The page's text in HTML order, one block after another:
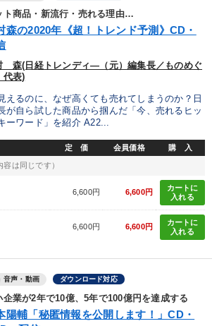
ト商品・新流行・売れる理由…
森の2020年《超！トレンド予測》CD・
森(日経トレンディ―（元）編集長／ものめぐ
表)
えるのに、なぜ高くても売れてしまうのか？日
が自ら試した商品から掴んだ「今、売れるヒッ
ーワード」を紹介 A22...
定 価 会員価格 購 入
容は同じです）
6,600円 6,600円
カートに
入れる
6,600円 6,600円
カートに
入れる
音声・動画 ダウンロード対応
企業が2年で10億、5年で100億円を達成する
陽輔「秘匿情報を公開します！」CD・